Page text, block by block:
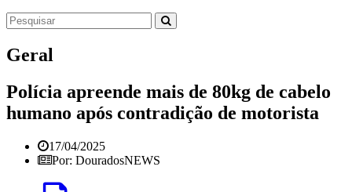
Geral
Polícia apreende mais de 80kg de cabelo
humano após contradição de motorista
17/04/2025
Por: DouradosNEWS